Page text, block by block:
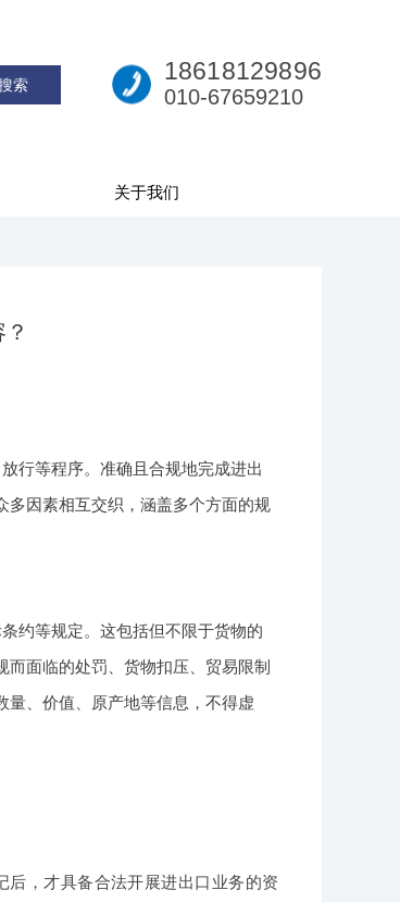
18618129896
010-67659210
关于我们
行等程序。准确且合规地完成进出
多因素相互交织，涵盖多个方面的规
约等规定。这包括但不限于货物的
面临的处罚、货物扣压、贸易限制
量、价值、原产地等信息，不得虚
后，才具备合法开展进出口业务的资